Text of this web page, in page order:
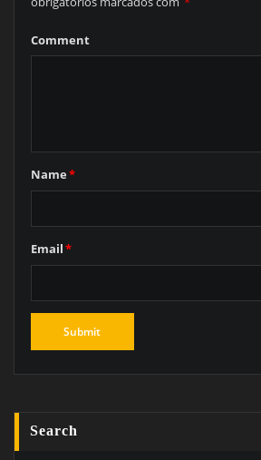
Comment
Name*
Email*
Search